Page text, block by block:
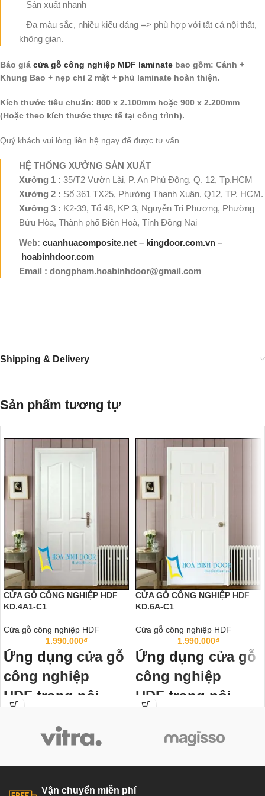
– Sản xuất nhanh
– Đa màu sắc, nhiều kiểu dáng => phù hợp với tất cả nội thất,
không gian.
Báo giá cửa gỗ công nghiệp MDF laminate bao gồm: Cánh +
Khung Bao + nẹp chỉ 2 mặt + phủ laminate hoàn thiện.
Kích thước tiêu chuẩn: 800 x 2.100mm hoặc 900 x 2.200mm
(Hoặc theo kích thước thực tế tại công trình).
Quý khách vui lòng liên hệ ngay để được tư vấn.
HỆ THỐNG XƯỞNG SẢN XUẤT
Xưởng 1 : 35/T2 Vườn Lài, P. An Phú Đông, Q. 12, Tp.HCM
Xưởng 2 : Số 361 TX25, Phường Thạnh Xuân, Q12, TP. HCM.
Xưởng 3 : K2-39, Tổ 48, KP 3, Nguyễn Tri Phương, Phường
Bửu Hòa, Thành phố Biên Hoà, Tỉnh Đồng Nai
Web: cuanhuacomposite.net – kingdoor.com.vn –
hoabinhdoor.com
Email : dongpham.hoabinhdoor@gmail.com
Shipping & Delivery
Sản phẩm tương tự
CỬA GỖ CÔNG NGHIỆP HDF
KD.4A1-C1
Cửa gỗ công nghiệp HDF
1.990.000₫
Ứng dụng cửa gỗ
công nghiệp
HDF trong nội
Cửa gỗ công nghiệp HDF
chuẩn mực cửa thông phòng, cửa
Biệt thự, nhà phố ở các nước tiên
CỬA GỖ CÔNG NGHIỆP HDF
KD.6A-C1
Cửa gỗ công nghiệp HDF
1.990.000₫
Ứng dụng cửa gỗ
công nghiệp
HDF trong nội
Cửa gỗ công nghiệp HDF
chuẩn mực cửa thông phòng, cửa
Biệt thự, nhà phố ở các nước tiên
Vận chuyển miễn phí